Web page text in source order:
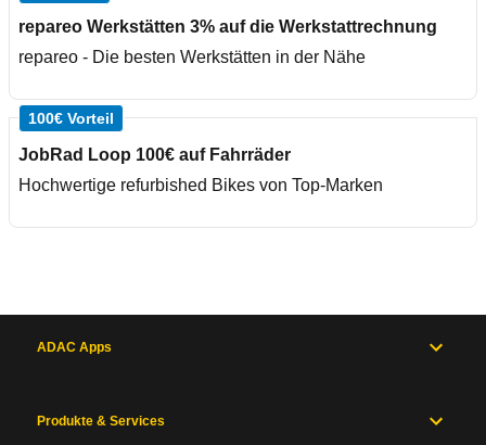
repareo Werkstätten 3% auf die Werkstattrechnung
repareo - Die besten Werkstätten in der Nähe
100€ Vorteil
JobRad Loop 100€ auf Fahrräder
Hochwertige refurbished Bikes von Top-Marken
ADAC Apps
Produkte & Services